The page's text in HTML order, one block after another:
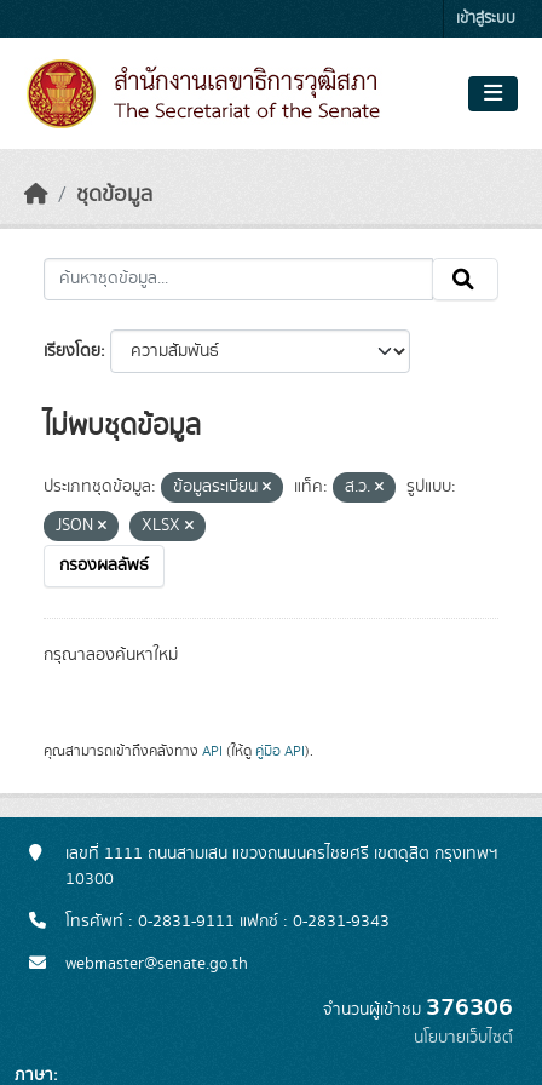
เข้าสู่ระบบ
ชุดข้อมูล
เรียงโดย
ไม่พบชุดข้อมูล
ประเภทชุดข้อมูล: ข้อมูลระเบียน แท็ค: ส.ว.
รูปแบบ:
JSON
XLSX
กรองผลลัพธ์
กรุณาลองค้นหาใหม่
คุณสามารถเข้าถึงคลังทาง API (ให้ดู คู่มือ API).
เลขที่ 1111 ถนนสามเสน แขวงถนนนครไชยศรี เขตดุสิต กรุงเทพฯ
10300
โทรศัพท์ : 0-2831-9111 แฟกซ์ : 0-2831-9343
webmaster@senate.go.th
จำนวนผู้เข้าชม 376306
นโยบายเว็บไซต์
ภาษา